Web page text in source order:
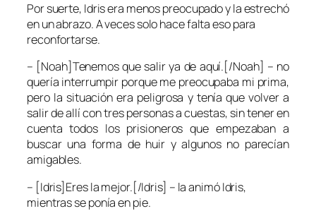
Por suerte, Idris era menos preocupado y la estrechó
en un abrazo. A veces solo hace falta eso para
reconfortarse.
– [Noah]Tenemos que salir ya de aquí.[/Noah] – no
quería interrumpir porque me preocupaba mi prima,
pero la situación era peligrosa y tenía que volver a
salir de allí con tres personas a cuestas, sin tener en
cuenta todos los prisioneros que empezaban a
buscar una forma de huir y algunos no parecían
amigables.
– [Idris]Eres la mejor.[/Idris] – la animó Idris,
mientras se ponía en pie.